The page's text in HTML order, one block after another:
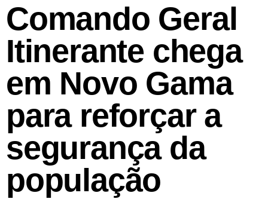
Comando Geral
Itinerante chega
em Novo Gama
para reforçar a
segurança da
população